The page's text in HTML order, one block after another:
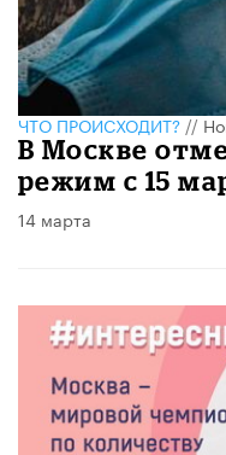
ЧТО ПРОИСХОДИТ?//
В Москве
режим с 15
14 марта